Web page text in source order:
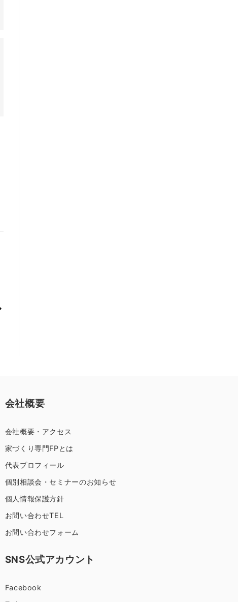
会社概要
会社概要・アクセス
家づくり専門FPとは
代表プロフィール
個別相談会・セミナーのお知らせ
個人情報保護方針
お問い合わせTEL
お問い合わせフォーム
SNS公式アカウント
Facebook